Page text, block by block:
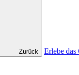
Zurück
Erlebe das